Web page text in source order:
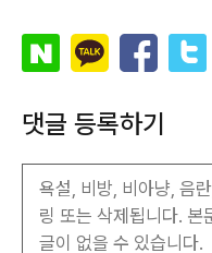
댓글 등록하기